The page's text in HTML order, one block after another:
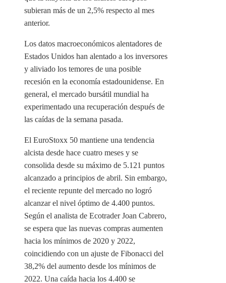
subieran más de un 2,5% respecto al mes
anterior.
Los datos macroeconómicos alentadores de
Estados Unidos han alentado a los inversores
y aliviado los temores de una posible
recesión en la economía estadounidense. En
general, el mercado bursátil mundial ha
experimentado una recuperación después de
las caídas de la semana pasada.
El EuroStoxx 50 mantiene una tendencia
alcista desde hace cuatro meses y se
consolida desde su máximo de 5.121 puntos
alcanzado a principios de abril. Sin embargo,
el reciente repunte del mercado no logró
alcanzar el nivel óptimo de 4.400 puntos.
Según el analista de Ecotrader Joan Cabrero,
se espera que las nuevas compras aumenten
hacia los mínimos de 2020 y 2022,
coincidiendo con un ajuste de Fibonacci del
38,2% del aumento desde los mínimos de
2022. Una caída hacia los 4.400 se